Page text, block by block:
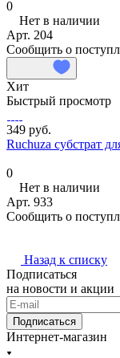
0
Нет в наличии
Арт. 204
Сообщить о
Хит
Быстрый просмотр
349 руб.
Ruchuza субстрат
0
Нет в наличии
Арт. 933
Сообщить о
Назад к списку
Подписаться
на новости и акции
Подписаться
Интернет-магазин